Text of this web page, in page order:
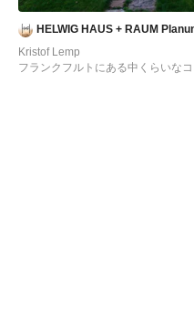
HELWIG HAUS + RAUM
Kristof Lemp
フランクフルトにある中くらいな